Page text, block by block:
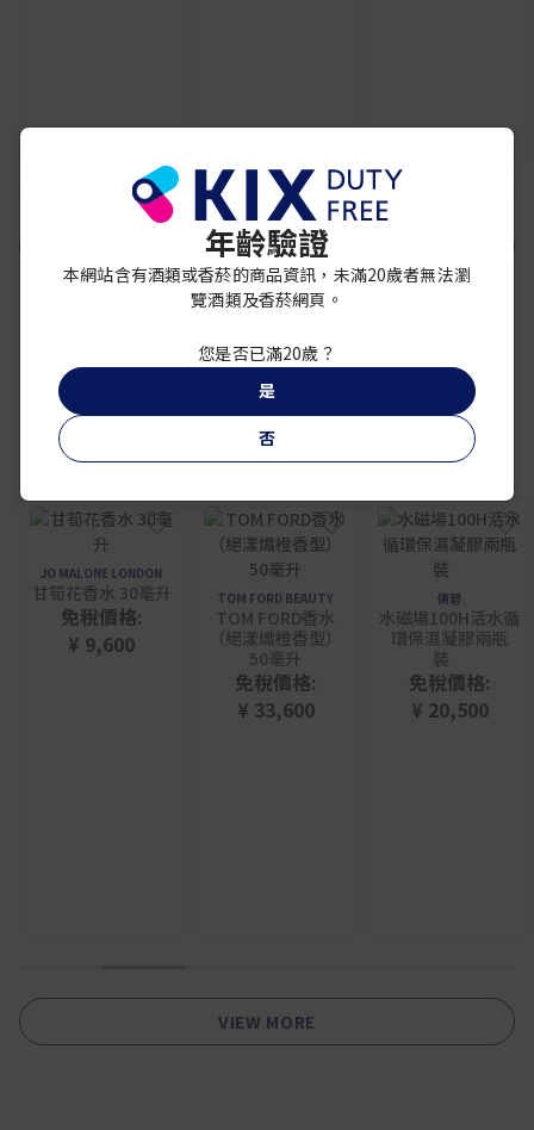
2 3 4 5
VIEW MORE
海外品牌｜全球潮流 × 夏季必買
JO MALONE LONDON
甘筍花香水 30毫升
免稅價格:
¥ 9,600
TOM FORD BEAUTY
TOM FORD香水
（絕漾熾橙香型）
50毫升
免稅價格:
¥ 33,600
倩碧
水磁場100H活水循
環保濕凝膠兩瓶
裝
免稅價格:
¥ 20,500
VIEW MORE
年齡驗證
本網站含有酒類或香菸的商品資訊，未滿20歲者無法瀏
覽酒類及香菸網頁。
您是否已滿20歲？
是
否